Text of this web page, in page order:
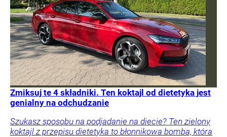
Zmiksuj te 4 składniki. Ten koktajl od dietetyka jest
genialny na odchudzanie
Szukasz sposobu na podjadanie na diecie? Ten zielony
koktajl z przepisu dietetyka to błonnikowa bomba, która